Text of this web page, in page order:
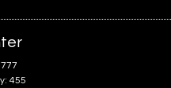
777
455